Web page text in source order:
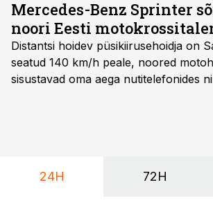
Mercedes-Benz Sprinter
noori Eesti
Distantsi hoidev püsikiirusehoidja on
seatud 140 km/h peale, noored
sisustavad oma aega nutitelefonides
24H 72H